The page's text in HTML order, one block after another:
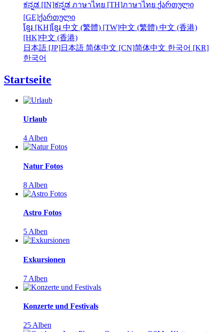
ಕನ್ನಡ [IN]ಕನ್ನಡ ภาษาไทย [TH]ภาษาไทย ქართული
[GE]ქართული
ខ្មែរ [KH]ខ្មែរ 中文 (繁體) [TW]中文 (繁體) 中文 (香港)
[HK]中文 (香港)
日本語 [JP]日本語 简体中文 [CN]简体中文 한국어 [KR]
한국어
Startseite
Urlaub
4 Alben
Natur Fotos
8 Alben
Astro Fotos
5 Alben
Exkursionen
7 Alben
Konzerte und Festivals
25 Alben